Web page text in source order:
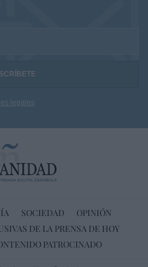
legales
SOCIEDAD
OPINIÓN
DE LA PRENSA DE HOY
PATROCINADO